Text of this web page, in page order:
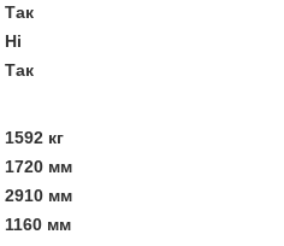
Так
Ні
Так
1592 кг
1720 мм
2910 мм
1160 мм